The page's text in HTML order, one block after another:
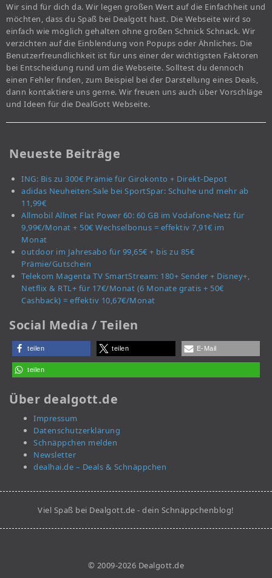
Wir sind für dich da. Wir legen großen Wert auf die Einfachheit und
möchten, dass du Spaß bei Dealgott hast. Die Webseite wird so
einfach wie möglich gehalten ohne großen Schnick Schnack. Wir
verzichten auf die Einblendung von Popups oder Ähnliches. Die
Benutzerfreundlichkeit ist für uns einer der wichtigsten Faktoren
bei Entscheidung rund um die Webseite. Solltest du dennoch
einen Fehler finden, zum Beispiel bei der Darstellung eines Deals,
dann kontaktiere uns gerne. Wir freuen uns auch über Vorschläge
und Ideen für die DealGott Webseite.
Neueste Beiträge
ING: Bis zu 300€ Prämie für Girokonto + Direkt-Depot
adidas Neuheiten-Sale bei SportSpar: Schuhe und mehr ab
11,99€
Allmobil Allnet Flat Power 60: 60 GB im Vodafone-Netz für
9,99€/Monat + 50€ Wechselbonus = effektiv 7,91€ im
Monat
outdoor im Jahresabo für 99,65€ + bis zu 85€
Prämie/Gutschein
Telekom Magenta TV SmartStream: 180+ Sender + Disney+,
Netflix & RTL+ für 17€/Monat (6 Monate gratis + 50€
Cashback) = effektiv 10,67€/Monat
Social Media / Teilen
teilen teilen E-Mail
teilen
Über dealgott.de
Impressum
Datenschutzerklärung
Schnäppchen melden
Newsletter
dealhai.de – Deals & Schnäppchen
Viel Spaß bei Dealgott.de - dein Schnäppchenblog!
© 2009-2026 Dealgott.de